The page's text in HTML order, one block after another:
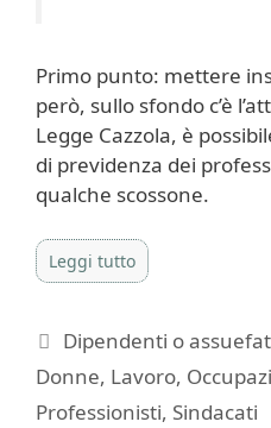
Primo punto: mettere
però, sullo sfondo c’è
Legge Cazzola, è
di previdenza dei
qualche scossone.
Leggi tutto
Categorie
Dipendenti o
Donne, Lavoro,
Professionisti, Sindacati